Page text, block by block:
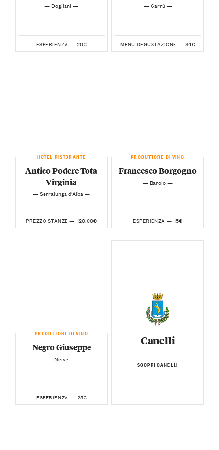
— Dogliani —
ESPERIENZA — 20€
— Carrù —
MENU DEGUSTAZIONE — 34€
HOTEL RISTORANTE
Antico Podere Tota
Virginia
— Serralunga d’Alba —
PREZZO STANZE — 120.00€
PRODUTTORE DI VINO
Francesco Borgogno
— Barolo —
ESPERIENZA — 15€
PRODUTTORE DI VINO
Negro Giuseppe
— Neive —
ESPERIENZA — 25€
Canelli
SCOPRI CANELLI